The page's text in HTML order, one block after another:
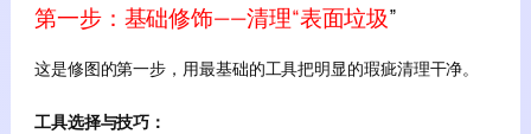
第一步：基础修饰——清理“表面垃圾”
这是修图的第一步，用最基础的工具把明显的瑕疵清理干净。
工具选择与技巧：